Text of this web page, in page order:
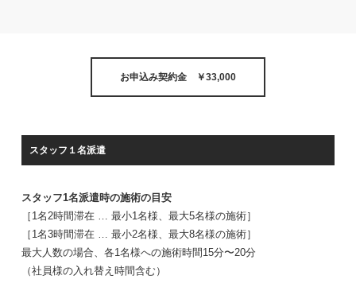
お申込み契約金 ￥33,000
スタッフ１名派遣
スタッフ1名派遣時の施術の目安
［1名2時間滞在 … 最小1名様、最大5名様の施術］
［1名3時間滞在 … 最小2名様、最大8名様の施術］
最大人数の場合、各1名様への施術時間15分〜20分
（社員様の入れ替え時間含む）